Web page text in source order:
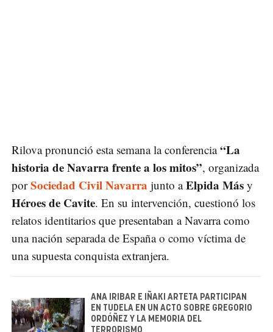
Rilova pronunció esta semana la conferencia“La
historia de Navarra frente a los mitos”, organizada
porSociedad Civil Navarra junto aElpida Más y
Héroes de Cavite. En su intervención, cuestionó los
relatos identitarios que presentaban a Navarra como
una nación separada de España o como víctima de
una supuesta conquista extranjera.
ANA IRIBAR E IÑAKI ARTETA PARTICIPAN
EN TUDELA EN UN ACTO SOBRE GREGORIO
ORDÓÑEZ Y LA MEMORIA DEL